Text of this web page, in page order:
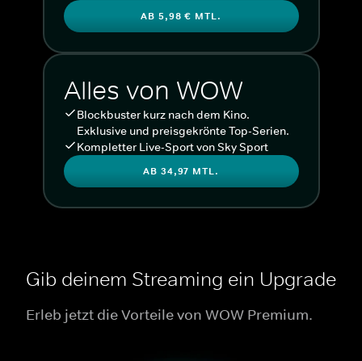
AB 5,98 € MTL.
Alles von WOW
Blockbuster kurz nach dem Kino.
Exklusive und preisgekrönte Top-Serien.
Kompletter Live-Sport von Sky Sport
AB 34,97 MTL.
Gib deinem Streaming ein Upgrade
Erleb jetzt die Vorteile von WOW Premium.